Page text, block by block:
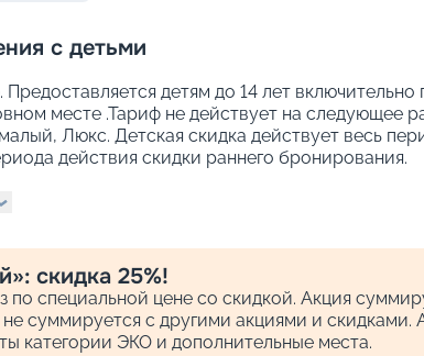
с детьми
детям до 14 лет включительно
месте .Тариф не действует на следующее
Люкс. Детская скидка действует весь
действия скидки раннего бронирования.
скидка 25%!
по специальной цене со скидкой. Акция
суммируется с другими акциями и скидками.
категории ЭКО и дополнительные места.